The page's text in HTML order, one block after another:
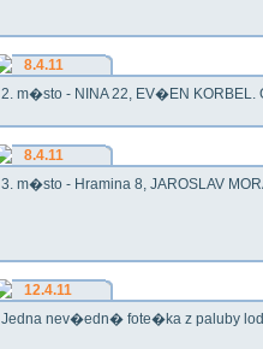
8.4.11
2. m�sto - NINA 22, EV�EN KORBEL.
8.4.11
3. m�sto - Hramina 8, JAROSLAV
12.4.11
Jedna nev�edn� fote�ka z paluby